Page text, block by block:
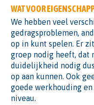
WAT VOOR
We hebben veel
gedragsproblemen,
op in kunt spelen. Er
groep nodig heeft, dat
duidelijkheid nodig
op aan kunnen. Ook
goede werkhouding
niveau.